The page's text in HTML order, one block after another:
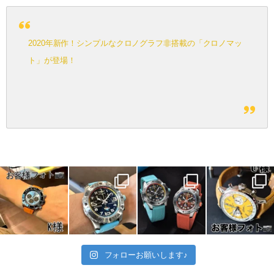
2020年新作！シンプルなクロノグラフ非搭載の「クロノマッ
ト」が登場！
フォローお願いします♪